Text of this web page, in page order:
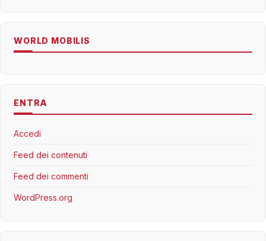
WORLD MOBILIS
ENTRA
Accedi
Feed dei contenuti
Feed dei commenti
WordPress.org